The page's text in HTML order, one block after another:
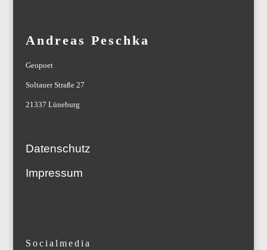
Andreas Peschka
Geopoet
Soltauer Straße 27
21337 Lüneburg
Datenschutz
Impressum
Socialmedia